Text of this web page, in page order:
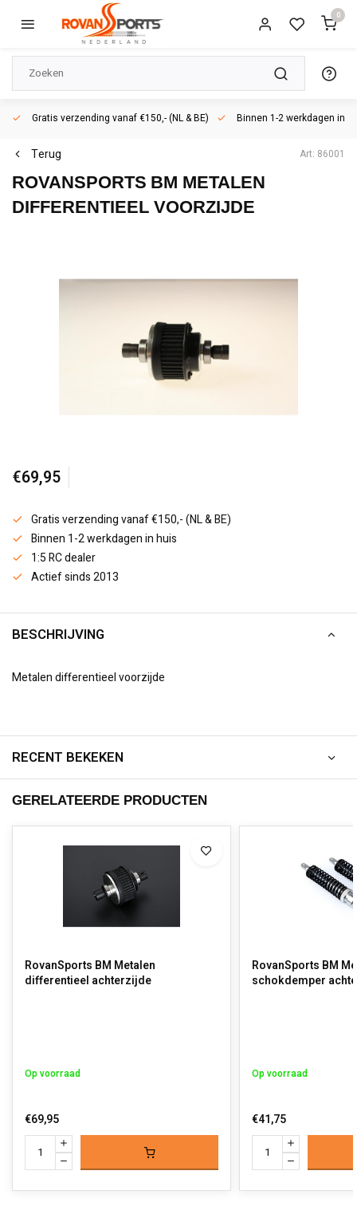
0
Gratis verzending vanaf €150,- (NL & BE) Binnen 1-2 werkdagen in
Terug Art: 86001
ROVANSPORTS BM METALEN
DIFFERENTIEEL VOORZIJDE
€69,95
Gratis verzending vanaf €150,- (NL & BE)
Binnen 1-2 werkdagen in huis
1:5 RC dealer
Actief sinds 2013
BESCHRIJVING
Metalen differentieel voorzijde
RECENT BEKEKEN
GERELATEERDE PRODUCTEN
RovanSports BM Metalen
differentieel achterzijde
Op voorraad
€69,95
RovanSports BM
schokdemper
Op voorraad
€41,75